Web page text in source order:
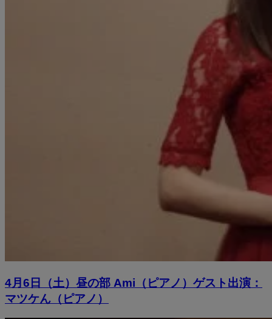
4月6日（土）昼の部 Ami（ピアノ）ゲスト出演：
マツケん（ピアノ）